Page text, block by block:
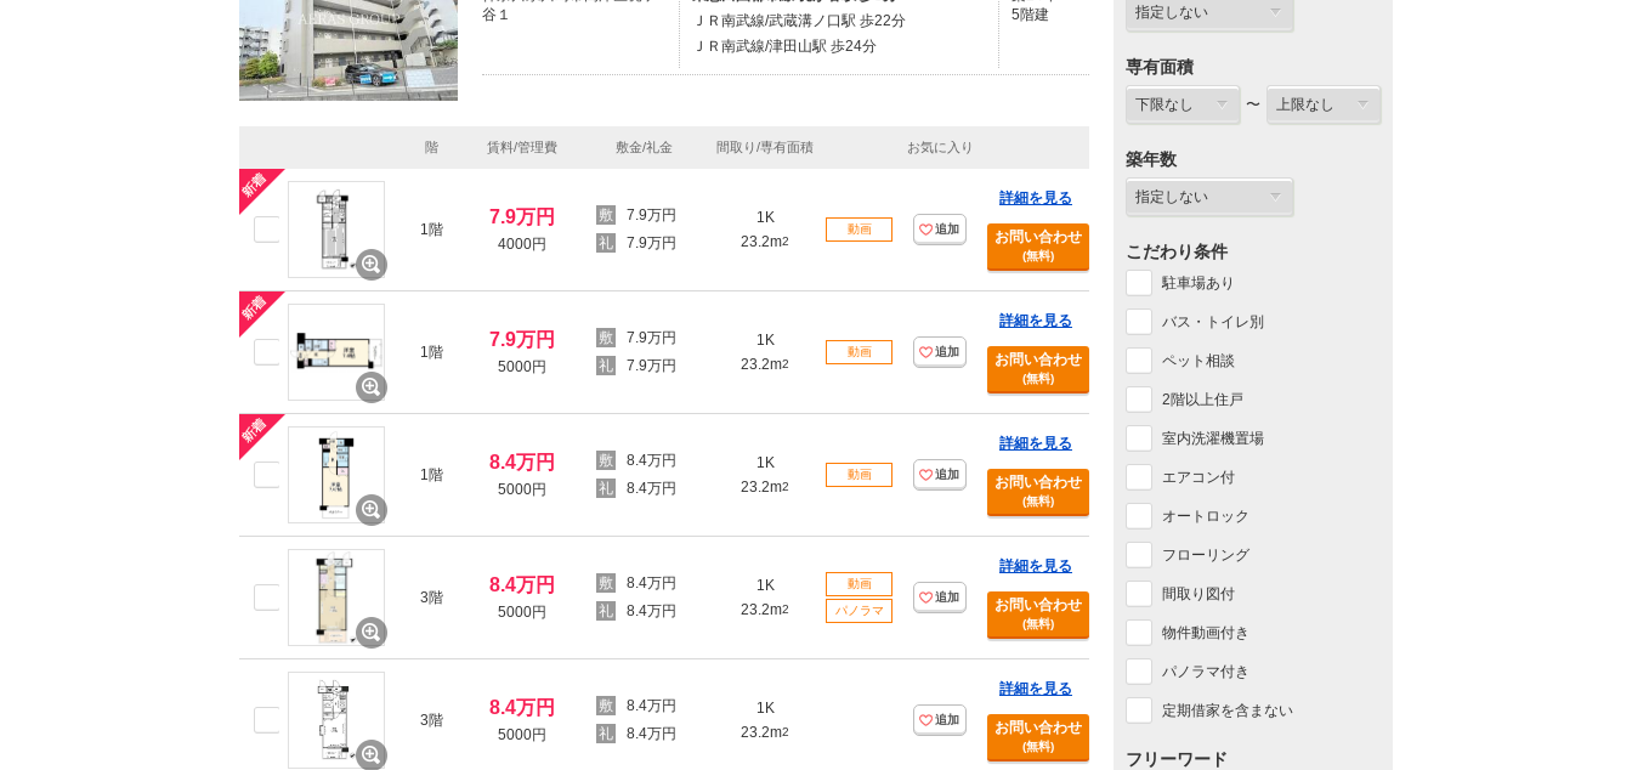
谷１
ＪＲ南武線/武蔵溝ノ口駅 歩22分
ＪＲ南武線/津田山駅 歩24分
5階建
階 賃料/管理費 敷金/礼金 間取り/専有面積 お気に入り
1階
7.9万円
4000円
7.9万円
7.9万円
1K
23.2m2
動画 追加
詳細を見る
お問い合わせ
(無料)
1階
7.9万円
5000円
7.9万円
7.9万円
1K
23.2m2
動画 追加
詳細を見る
お問い合わせ
(無料)
1階
8.4万円
5000円
8.4万円
8.4万円
1K
23.2m2
動画 追加
詳細を見る
お問い合わせ
(無料)
3階
8.4万円
5000円
8.4万円
8.4万円
1K
23.2m2
動画
パノラマ
追加
詳細を見る
お問い合わせ
(無料)
3階
8.4万円
5000円
8.4万円
8.4万円
1K
23.2m2
追加
詳細を見る
お問い合わせ
(無料)
専有面積
〜
築年数
こだわり条件
駐車場あり
バス・トイレ別
ペット相談
2階以上住戸
室内洗濯機置場
エアコン付
オートロック
フローリング
間取り図付
物件動画付き
パノラマ付き
定期借家を含まない
フリーワード